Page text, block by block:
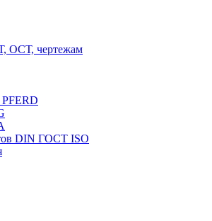
ОСТ, чертежам
DIN ГОСТ ISO